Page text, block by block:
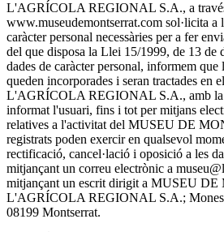
L'AGRÍCOLA REGIONAL S.A., a
www.museudemontserrat.com sol·licita a
caràcter personal necessàries per a fer
del que disposa la Llei 15/1999, de 13 de
dades de caràcter personal, informem que
queden incorporades i seran tractades en
L'AGRÍCOLA REGIONAL S.A., amb la
informat l'usuari, fins i tot per mitjans
relatives a l'activitat del MUSEU DE
registrats poden exercir en qualsevol
rectificació, cancel·lació i oposició a les
mitjançant un correu electrònic a
mitjançant un escrit dirigit a MUSEU
L'AGRÍCOLA REGIONAL S.A.;
08199 Montserrat.